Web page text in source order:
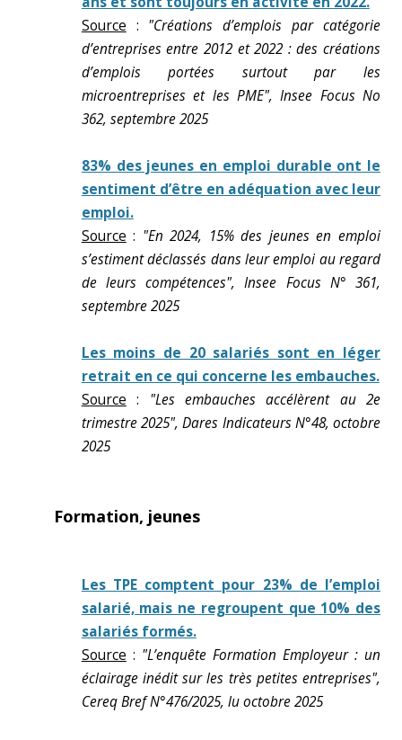
Source : "Créations d’emplois par catégorie
d’entreprises entre 2012 et 2022 : des créations
d’emplois portées surtout par les
microentreprises et les PME", Insee Focus No
362, septembre 2025
83% des jeunes en emploi durable ont le
sentiment d’être en adéquation avec leur
emploi.
Source : "En 2024, 15% des jeunes en emploi
s’estiment déclassés dans leur emploi au regard
de leurs compétences", Insee Focus N° 361,
septembre 2025
Les moins de 20 salariés sont en léger
retrait en ce qui concerne les embauches.
Source : "Les embauches accélèrent au 2e
trimestre 2025", Dares Indicateurs N°48, octobre
2025
Formation, jeunes
Les TPE comptent pour 23% de l’emploi
salarié, mais ne regroupent que 10% des
salariés formés.
Source : "L’enquête Formation Employeur : un
éclairage inédit sur les très petites entreprises",
Cereq Bref N°476/2025, lu octobre 2025